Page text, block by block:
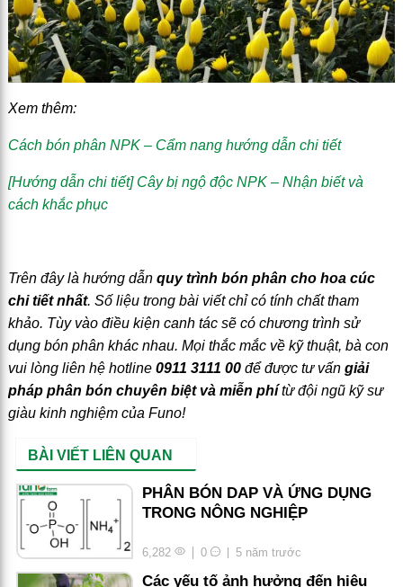
Xem thêm:
Cách bón phân NPK – Cẩm nang hướng dẫn chi tiết
[Hướng dẫn chi tiết] Cây bị ngộ độc NPK – Nhận biết và
cách khắc phục
Trên đây là hướng dẫn quy trình bón phân cho hoa cúc
chi tiết nhất. Số liệu trong bài viết chỉ có tính chất tham
khảo. Tùy vào điều kiện canh tác sẽ có chương trình sử
dụng bón phân khác nhau. Mọi thắc mắc về kỹ thuật, bà con
vui lòng liên hệ hotline 0911 3111 00 để được tư vấn giải
pháp phân bón chuyên biệt và miễn phítừ đội ngũ kỹ sư
giàu kinh nghiệm của Funo!
BÀI VIẾT LIÊN QUAN
PHÂN BÓN DAP VÀ ỨNG DỤNG
TRONG NÔNG NGHIỆP
6,282 0 5 năm trước
Các yếu tố ảnh hưởng đến hiệu